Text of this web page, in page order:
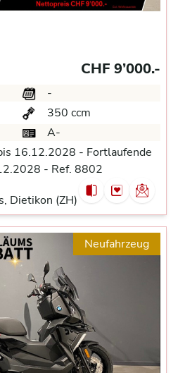
CHF 9’000.-
-
350 ccm
A-
16.12.2028 - Fortlaufende
- Ref. 8802
Dietikon (ZH)
Neufahrzeug